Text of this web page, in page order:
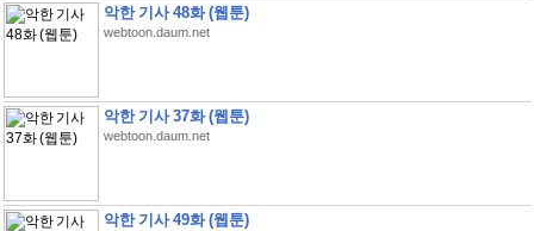
악한 기사 48화 (웹툰)
webtoon.daum.net
악한 기사 37화 (웹툰)
webtoon.daum.net
악한 기사 49화 (웹툰)